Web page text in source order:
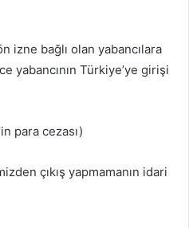
izne bağlı olan yabancılara
yabancının Türkiye’ye girişi
para cezası)
çıkış yapmamanın idari